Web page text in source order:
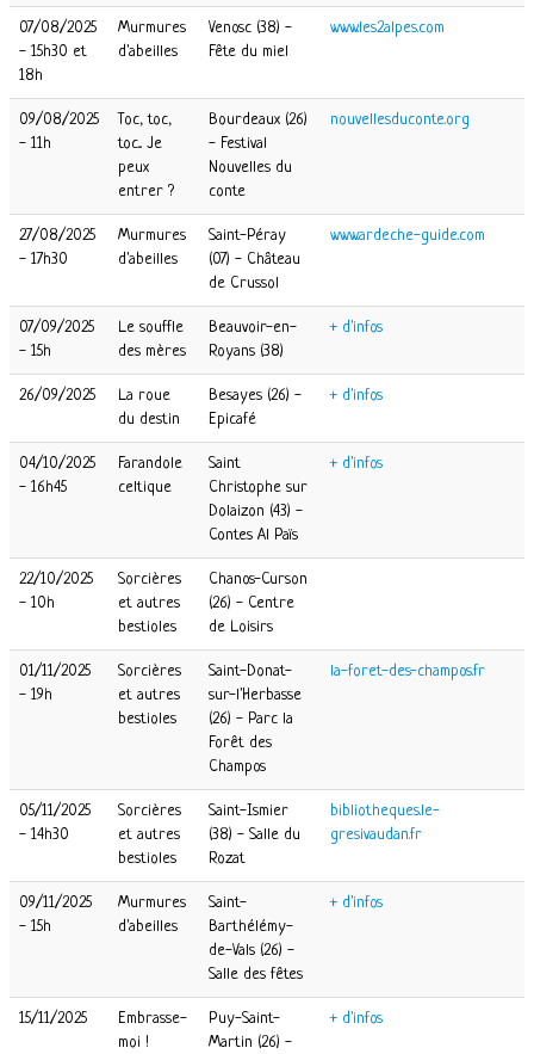
07/08/2025
- 15h30 et
18h
Murmures
d'abeilles
Venosc (38) -
Fête du miel
www.les2alpes.com
09/08/2025
- 11h
Toc, toc,
toc... Je
peux
entrer ?
Bourdeaux (26)
- Festival
Nouvelles du
conte
nouvellesduconte.org
27/08/2025
- 17h30
Murmures
d'abeilles
Saint-Péray
(07) - Château
de Crussol
www.ardeche-guide.com
07/09/2025
- 15h
Le souffle
des mères
Beauvoir-en-
Royans (38)
+ d'infos
26/09/2025
La roue
du destin
Besayes (26) -
Epicafé
+ d'infos
04/10/2025
- 16h45
Farandole
celtique
Saint
Christophe sur
Dolaizon (43) -
Contes Al Païs
+ d'infos
22/10/2025
- 10h
Sorcières
et autres
bestioles
Chanos-Curson
(26) - Centre
de Loisirs
01/11/2025
- 19h
Sorcières
et autres
bestioles
Saint-Donat-
sur-l'Herbasse
(26) - Parc la
Forêt des
Champos
la-foret-des-champos.fr
05/11/2025
- 14h30
Sorcières
et autres
bestioles
Saint-Ismier
(38) - Salle du
Rozat
bibliotheques.le-
gresivaudan.fr
09/11/2025
- 15h
Murmures
d'abeilles
Saint-
Barthélémy-
de-Vals (26) -
Salle des fêtes
+ d'infos
15/11/2025
Embrasse-
moi !
Puy-Saint-
Martin (26) -
+ d'infos